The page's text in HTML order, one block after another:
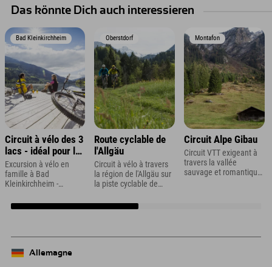
Das könnte Dich auch interessieren
Bad Kleinkirchheim
Circuit à vélo des 3
lacs - idéal pour les
familles
Excursion à vélo en
famille à Bad
Kleinkirchheim -
Carinthie
Oberstdorf
Route cyclable de
l'Allgäu
Circuit à vélo à travers
la région de l'Allgäu sur
la piste cyclable de
Montafon
Circuit Alpe Gibau
Circuit VTT exigeant à
travers la vallée
sauvage et romantique
Allemagne